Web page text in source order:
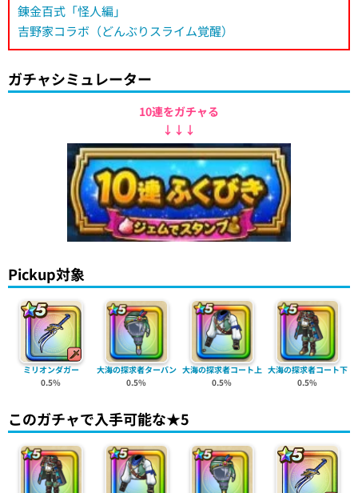
錬金百式「怪人編」
吉野家コラボ（どんぶりスライム覚醒）
ガチャシミュレーター
10連をガチャる
↓↓↓
Pickup対象
ミリオンダガー
0.5%
大海の探求者ターバン
0.5%
大海の探求者コート上
0.5%
大海の探求者コート下
0.5%
このガチャで入手可能な★5